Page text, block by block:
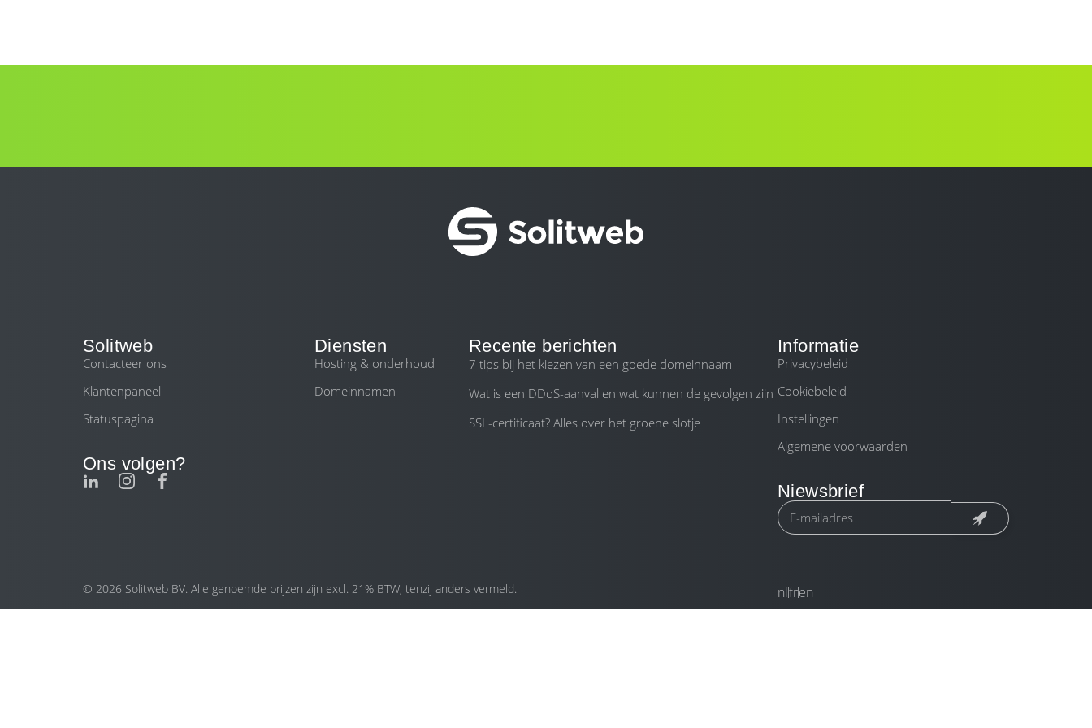
Solitweb
Contacteer ons
Klantenpaneel
Statuspagina
Ons volgen?
Diensten
Hosting & onderhoud
Domeinnamen
Recente berichten
7 tips bij het kiezen van een goede domeinnaam
Wat is een DDoS-aanval en wat kunnen de gevolgen zijn
SSL-certificaat? Alles over het groene slotje
Informatie
Privacybeleid
Cookiebeleid
Instellingen
Algemene voorwaarden
Niewsbrief
© 2026 Solitweb BV. Alle genoemde prijzen zijn excl. 21% BTW, tenzij anders vermeld. nlfren